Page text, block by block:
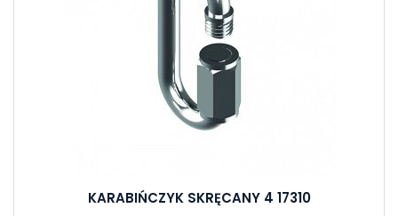
KARABIŃCZYK SKRĘCANY 4 17310